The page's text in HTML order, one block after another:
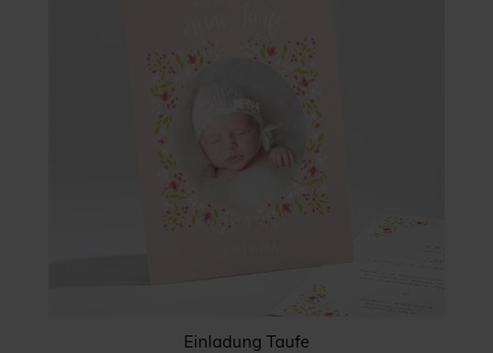
Einladung Taufe